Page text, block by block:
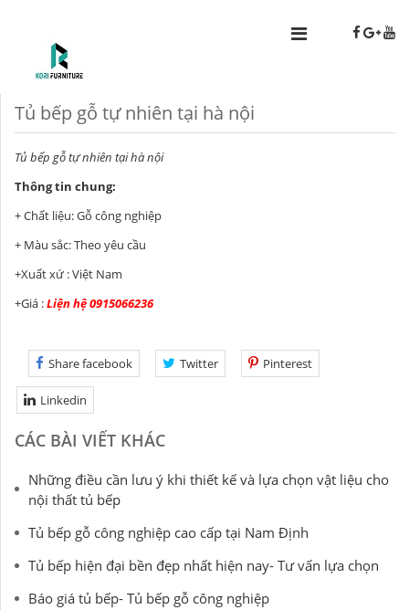
Tủ bếp gỗ tự nhiên tại hà nội
Tủ bếp gỗ tự nhiên tại hà nội
Thông tin chung:
+ Chất liệu: Gỗ công nghiệp
+ Màu sắc: Theo yêu cầu
+Xuất xứ : Việt Nam
+Giá :Liện hệ 0915066236
Share facebook Twitter Pinterest
Linkedin
CÁC BÀI VIẾT KHÁC
Những điều cần lưu ý khi thiết kế và lựa chọn vật liệu cho
nội thất tủ bếp
Tủ bếp gỗ công nghiệp cao cấp tại Nam Định
Tủ bếp hiện đại bền đẹp nhất hiện nay- Tư vấn lựa chọn
Báo giá tủ bếp- Tủ bếp gỗ công nghiệp